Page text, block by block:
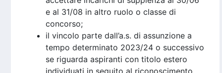
e al 31/08 in altro ruolo o classe di
concorso;
il vincolo parte dall’a.s. di assunzione a
tempo determinato 2023/24 o successivo
se riguarda aspiranti con titolo estero